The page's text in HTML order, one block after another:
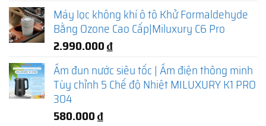
Máy lọc không khí ô tô Khử Formaldehyde
Bằng Ozone Cao Cấp|Miluxury C6 Pro
2.990.000₫
Ấm đun nước siêu tốc | Ấm điện thông minh
Tùy chỉnh 5 Chế độ Nhiệt MILUXURY K1 PRO
304
580.000₫